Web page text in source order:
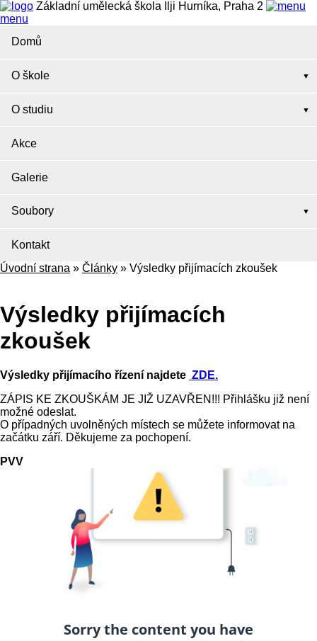
Základní umělecká škola Ilji Hurníka, Praha 2
menu
Domů
O škole
O studiu
Akce
Galerie
Soubory
Kontakt
Úvodní strana » Články » Výsledky přijímacích zkoušek
Výsledky přijímacích
zkoušek
Výsledky přijímacího řízení najdete ZDE.
ZÁPIS KE ZKOUŠKÁM JE JIŽ UZAVŘEN!!! Přihlášku již není
možné odeslat.
O případných uvolněných místech se můžete informovat na
začátku září. Děkujeme za pochopení.
PVV